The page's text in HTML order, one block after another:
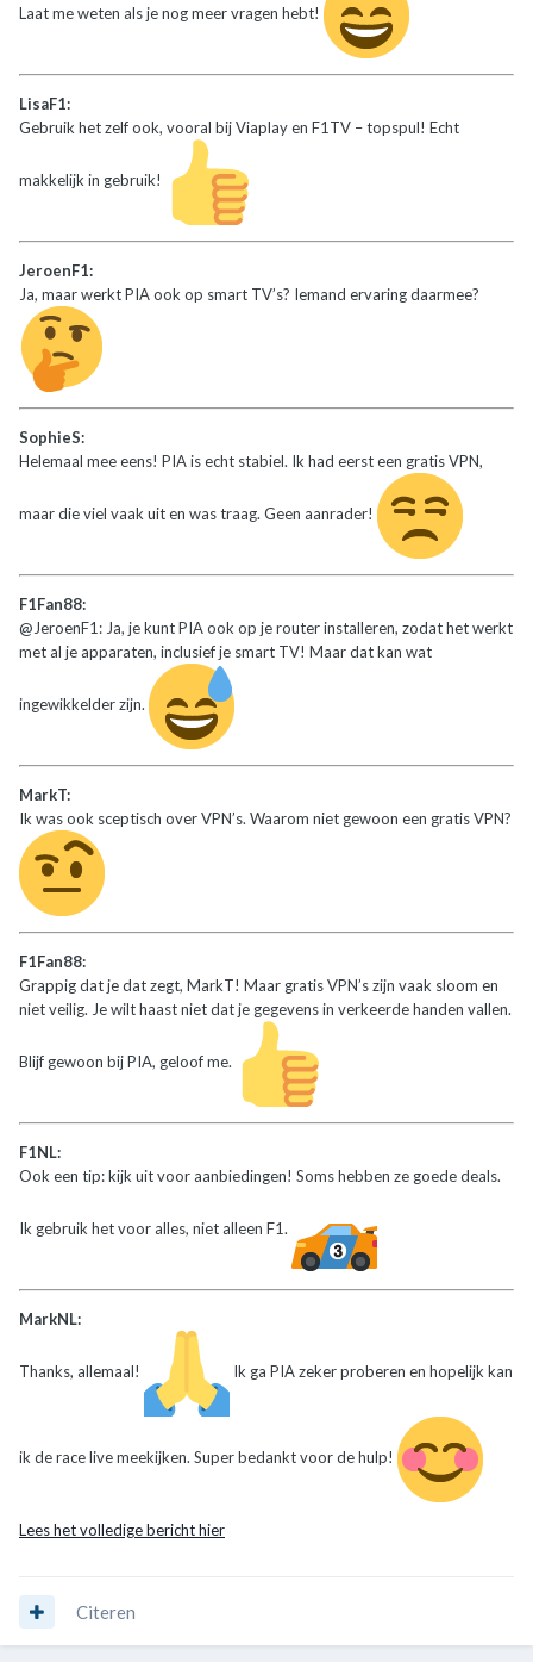
Laat me weten als je nog meer vragen hebt!
LisaF1:
Gebruik het zelf ook, vooral bij Viaplay en F1TV – topspul! Echt
makkelijk in gebruik!
JeroenF1:
Ja, maar werkt PIA ook op smart TV’s? Iemand ervaring daarmee?
SophieS:
Helemaal mee eens! PIA is echt stabiel. Ik had eerst een gratis VPN,
maar die viel vaak uit en was traag. Geen aanrader!
F1Fan88:
@JeroenF1: Ja, je kunt PIA ook op je router installeren, zodat het werkt
met al je apparaten, inclusief je smart TV! Maar dat kan wat
ingewikkelder zijn.
MarkT:
Ik was ook sceptisch over VPN’s. Waarom niet gewoon een gratis VPN?
F1Fan88:
Grappig dat je dat zegt, MarkT! Maar gratis VPN’s zijn vaak sloom en
niet veilig. Je wilt haast niet dat je gegevens in verkeerde handen vallen.
Blijf gewoon bij PIA, geloof me.
F1NL:
Ook een tip: kijk uit voor aanbiedingen! Soms hebben ze goede deals.
Ik gebruik het voor alles, niet alleen F1.
MarkNL:
Thanks, allemaal! Ik ga PIA zeker proberen en hopelijk kan
ik de race live meekijken. Super bedankt voor de hulp!
Lees het volledige bericht hier
Citeren